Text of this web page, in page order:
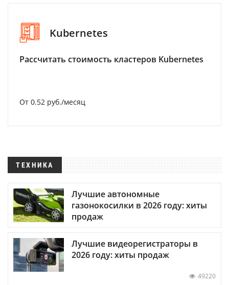
Kubernetes
Рассчитать стоимость кластеров Kubernetes
От 0.52 руб./месяц
ТЕХНИКА
Лучшие автономные
газонокосилки в 2026 году: хиты
продаж
Лучшие видеорегистраторы в
2026 году: хиты продаж
49220